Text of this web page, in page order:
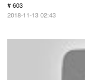
# 603
2018-11-13 02:43